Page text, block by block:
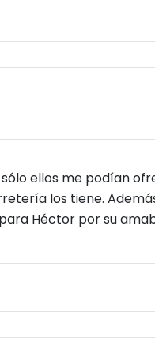
ellos me podían
los tiene.
Héctor por su